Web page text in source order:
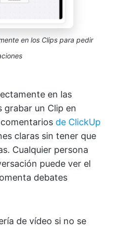
en los Clips para pedir
en las
grabar un Clip en
de ClickUp
claras sin tener que
Cualquier persona
puede ver el
debates
de vídeo si no se